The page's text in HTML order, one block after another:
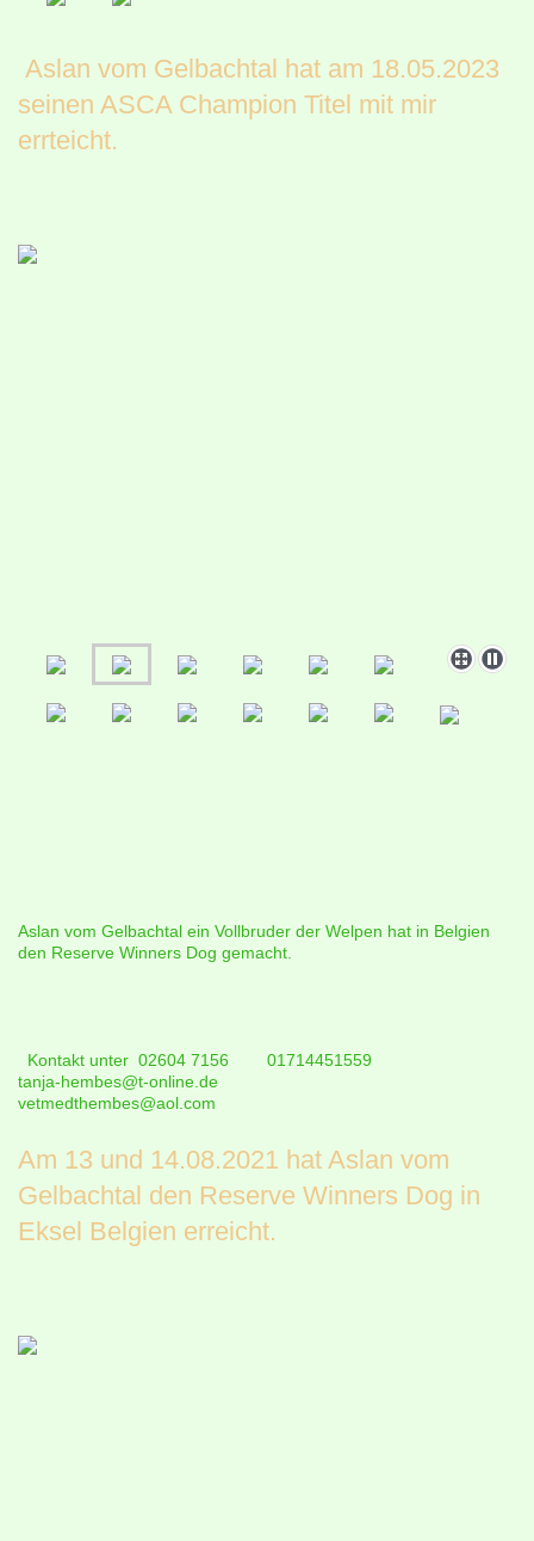
Aslan vom Gelbachtal hat am 18.05.2023
seinen ASCA Champion Titel mit mir
errteicht.
Aslan vom Gelbachtal ein Vollbruder der Welpen hat in Belgien
den Reserve Winners Dog gemacht.
Kontakt unter 02604 7156 01714451559
tanja-hembes@t-online.de
vetmedthembes@aol.com
Am 13 und 14.08.2021 hat Aslan vom
Gelbachtal den Reserve Winners Dog in
Eksel Belgien erreicht.